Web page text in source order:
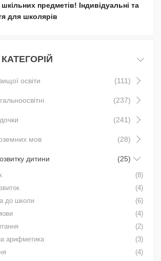
освіти (111)
(237)
(241)
мов (28)
дитини (25)
(8)
(4)
до школи
(6)
(4)
(2)
арифметика
(3)
(4)
предметів! Індивідуальні та
для школярів